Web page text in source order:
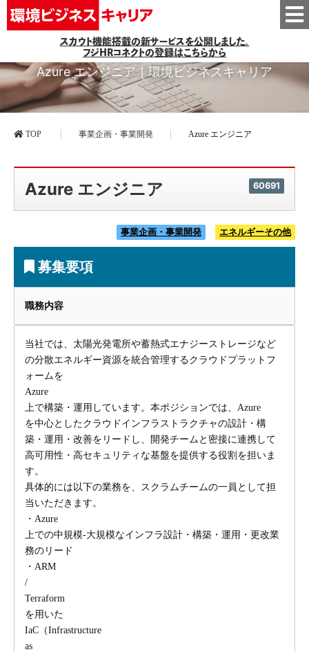
スカウト機能搭載の新サービスを公開しました。
フジHRコネクトの登録はこちらから
Azure エンジニア｜環境ビジネスキャリア
TOP 事業企画・事業開発 Azure エンジニア
Azure エンジニア 60691
事業企画・事業開発 エネルギーその他
募集要項
職務内容
当社では、太陽光発電所や蓄熱式エナジーストレージなど
の分散エネルギー資源を統合管理するクラウドプラットフ
ォームを
Azure
上で構築・運用しています。本ポジションでは、Azure
を中心としたクラウドインフラストラクチャの設計・構
築・運用・改善をリードし、開発チームと密接に連携して
高可用性・高セキュリティな基盤を提供する役割を担いま
す。
具体的には以下の業務を、スクラムチームの一員として担
当いただきます。
・Azure
上での中規模-大規模なインフラ設計・構築・運用・更改業
務のリード
・ARM
/
Terraform
を用いた
IaC（Infrastructure
as